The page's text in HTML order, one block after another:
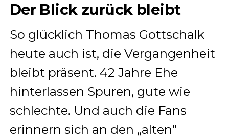
Der Blick zurück bleibt
So glücklich Thomas Gottschalk
heute auch ist, die Vergangenheit
bleibt präsent. 42 Jahre Ehe
hinterlassen Spuren, gute wie
schlechte. Und auch die Fans
erinnern sich an den „alten“